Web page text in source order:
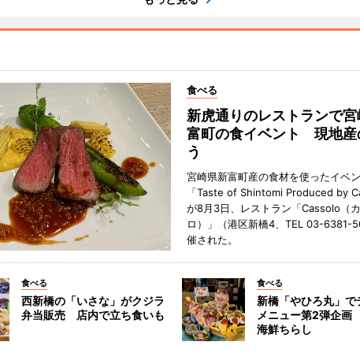
食べる
新虎通りのレストランで
富町の食イベント 現地産
う
宮崎県新富町産の食材を使ったイベ
「Taste of Shintomi Produced by
が8月3日、レストラン「Cassolo（
ロ）」（港区新橋4、TEL 03-6381-
催された。
食べる
西新橋の「いさな」がクジラ
弁当販売 店内で立ち食いも
食べる
新橋「やひろ丸」で
メニュー第2弾企
海鮮ちらし